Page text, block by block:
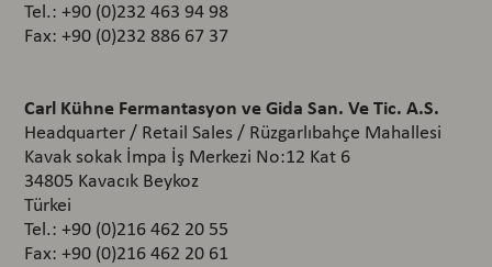
Tel.: +90 (0)232 463 94 98
Fax: +90 (0)232 886 67 37
Carl Kühne Fermantasyon ve Gida San. Ve Tic. A.S.
Headquarter / Retail Sales / Rüzgarlıbahçe Mahallesi
Kavak sokak İmpa İş Merkezi No:12 Kat 6
34805 Kavacık Beykoz
Türkei
Tel.: +90 (0)216 462 20 55
Fax: +90 (0)216 462 20 61